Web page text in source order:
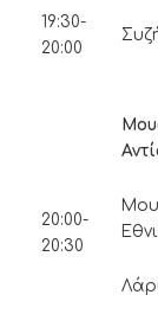
19:30-
20:00
20:00-
20:30